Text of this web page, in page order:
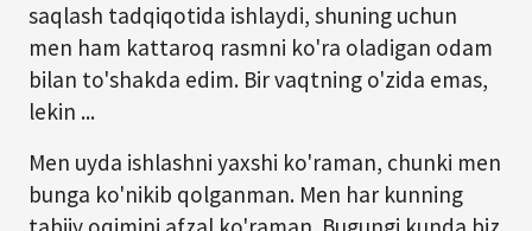
saqlash tadqiqotida ishlaydi, shuning uchun
men ham kattaroq rasmni ko'ra oladigan odam
bilan to'shakda edim. Bir vaqtning o'zida emas,
lekin ...
Men uyda ishlashni yaxshi ko'raman, chunki men
bunga ko'nikib qolganman. Men har kunning